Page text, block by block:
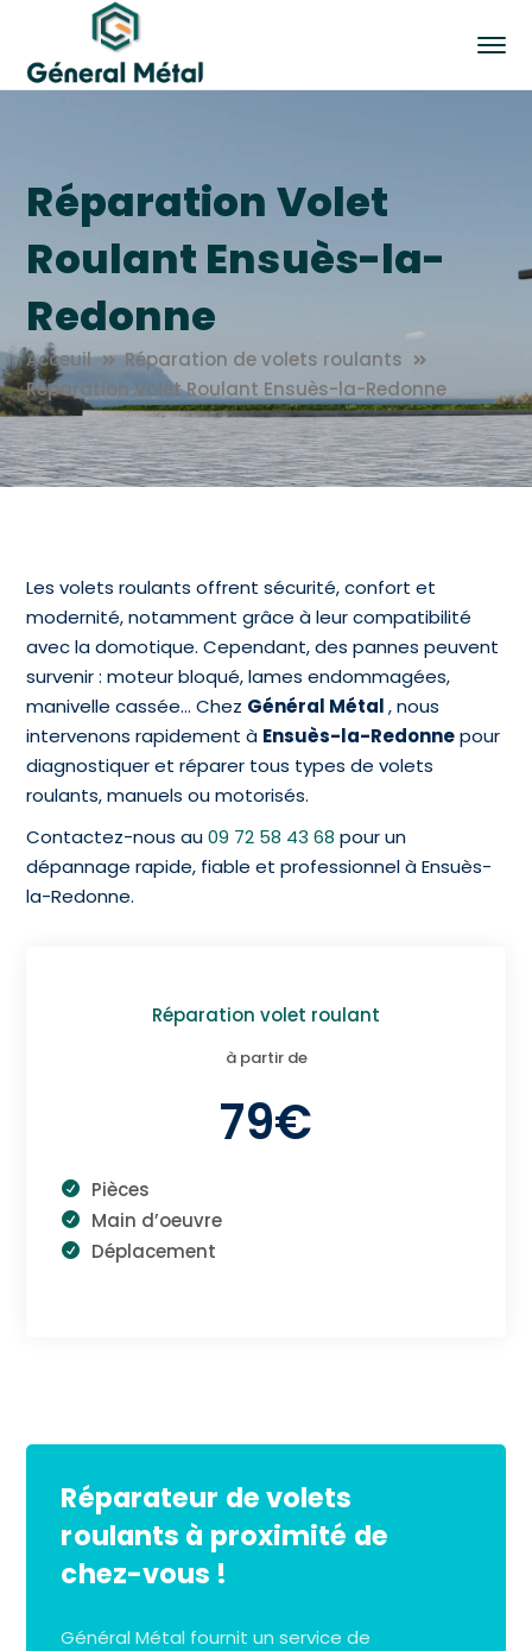
Réparation Volet
Roulant Ensuès-la-
Redonne
Acceuil
Réparation de volets roulants
Réparation Volet Roulant Ensuès-la-Redonne
Les volets roulants offrent sécurité, confort et
modernité, notamment grâce à leur compatibilité
avec la domotique. Cependant, des pannes peuvent
survenir : moteur bloqué, lames endommagées,
manivelle cassée… Chez Général Métal, nous
intervenons rapidement à Ensuès-la-Redonnepour
diagnostiquer et réparer tous types de volets
roulants, manuels ou motorisés.
Contactez-nous au09 72 58 43 68 pour un
dépannage rapide, fiable et professionnel à Ensuès-
la-Redonne.
Réparation volet roulant
à partir de
79€
Pièces
Main d’oeuvre
Déplacement
Réparateur de volets
roulants à proximité de
chez-vous !
Général Métal fournit un service de